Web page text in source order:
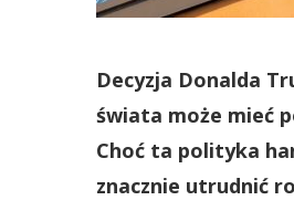
Decyzja Donalda
świata może mieć
Choć ta polityka
znacznie utrudnić